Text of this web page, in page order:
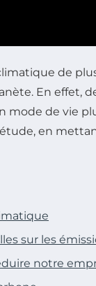
de
En effet,
mode de vie
en
sur les
notre